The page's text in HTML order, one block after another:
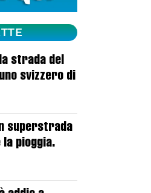
strada del
svizzero di
superstrada
pioggia.